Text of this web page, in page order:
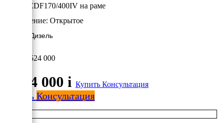
Energo EDF170/400IV на раме
Исполнение: Открытое
137 кВт/Дизель
1 524 000
1 524 000 i Купить Консультация
Купить Консультация